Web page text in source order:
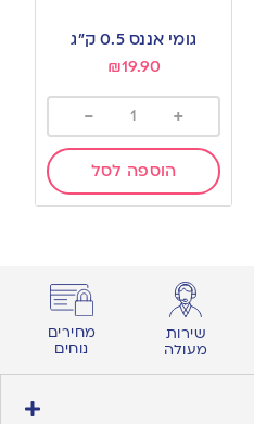
גומי אננס 0.5 ק”ג
₪19.90
+
-
הוספה לסל
שירות
מעולה
מחירים
נוחים